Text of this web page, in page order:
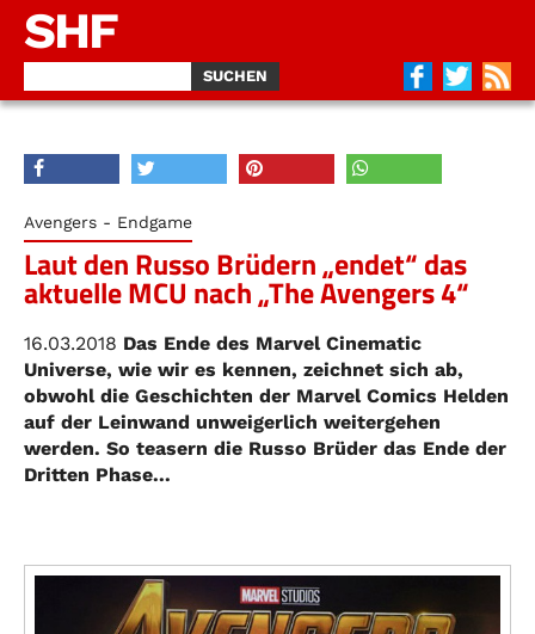
SHF
Avengers - Endgame
Laut den Russo Brüdern „endet“ das
aktuelle MCU nach „The Avengers 4“
16.03.2018 Das Ende des Marvel Cinematic
Universe, wie wir es kennen, zeichnet sich ab,
obwohl die Geschichten der Marvel Comics Helden
auf der Leinwand unweigerlich weitergehen
werden. So teasern die Russo Brüder das Ende der
Dritten Phase...